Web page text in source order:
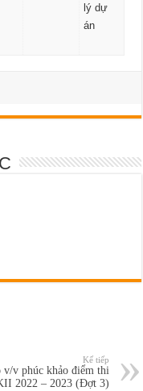
lý dự
án
Kế tiếp
v/v phúc khảo điểm thi
2022 – 2023 (Đợt 3)